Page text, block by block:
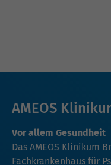
AMEOS
Vor allem Gesundheit
Das AMEOS Klinikum
Fachkrankenhaus für